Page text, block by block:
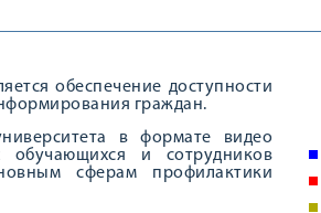
обеспечение доступности
граждан.
в формате видео
обучающихся и сотрудников
сферам профилактики